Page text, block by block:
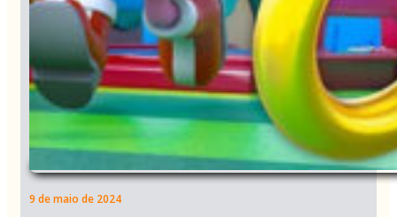
9 de maio de 2024